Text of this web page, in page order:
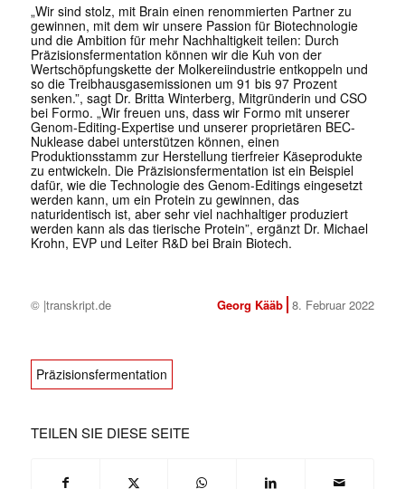
„Wir sind stolz, mit Brain einen renommierten Partner zu
gewinnen, mit dem wir unsere Passion für Biotechnologie
und die Ambition für mehr Nachhaltigkeit teilen: Durch
Präzisionsfermentation können wir die Kuh von der
Wertschöpfungskette der Molkereiindustrie entkoppeln und
so die Treibhausgasemissionen um 91 bis 97 Prozent
senken.”, sagt Dr. Britta Winterberg, Mitgründerin und CSO
bei Formo. „Wir freuen uns, dass wir Formo mit unserer
Genom-Editing-Expertise und unserer proprietären BEC-
Nuklease dabei unterstützen können, einen
Produktionsstamm zur Herstellung tierfreier Käseprodukte
zu entwickeln. Die Präzisionsfermentation ist ein Beispiel
dafür, wie die Technologie des Genom-Editings eingesetzt
werden kann, um ein Protein zu gewinnen, das
naturidentisch ist, aber sehr viel nachhaltiger produziert
werden kann als das tierische Protein”, ergänzt Dr. Michael
Krohn, EVP und Leiter R&D bei Brain Biotech.
© |transkript.de Georg Kääb 8. Februar 2022
Präzisionsfermentation
TEILEN SIE DIESE SEITE